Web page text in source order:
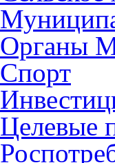
Органы
Спорт
Целевые